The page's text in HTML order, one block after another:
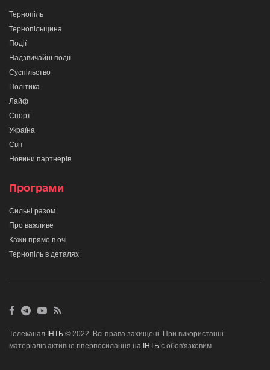
Тернопіль
Тернопільщина
Події
Надзвичайні події
Суспільство
Політика
Лайф
Спорт
Україна
Світ
Новини партнерів
Програми
Сильні разом
Про важливе
Кажи прямо в очі
Тернопіль в деталях
Телеканал ІНТБ © 2022. Всі права захищені. При використанні
матеріалів активне гіперпосилання на ІНТБ є обов'язковим